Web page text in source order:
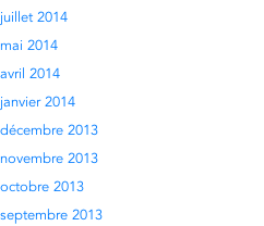
juillet 2014
mai 2014
avril 2014
janvier 2014
décembre 2013
novembre 2013
octobre 2013
septembre 2013